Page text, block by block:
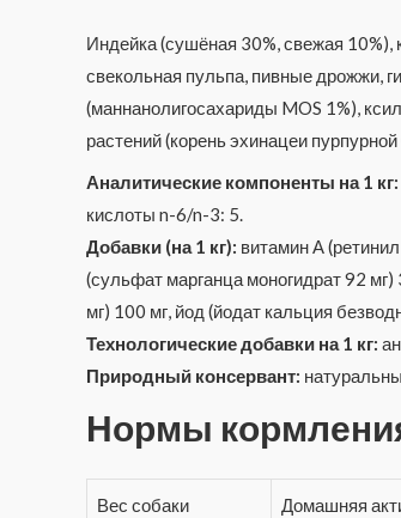
Индейка (сушёная 30%, свежая 10%),
свекольная пульпа, пивные дрожжи,
(маннанолигосахариды MOS 1%),
растений (корень эхинацеи
Аналитические компоненты на 1 кг:
кислоты n-6/n-3: 5.
Добавки (на 1 кг): витамин А
(сульфат марганца моногидрат 92
мг) 100 мг, йод (йодат кальция
Технологические добавки на 1 кг:
Природный консервант:
Нормы
Вес собаки Домашняя